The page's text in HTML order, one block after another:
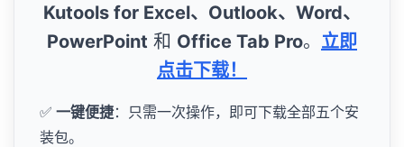
Kutools for Excel、Outlook、Word、
PowerPoint 和 Office Tab Pro。 立即
点击下载！
✅ 一键便捷：只需一次操作，即可下载全部五个安
装包。